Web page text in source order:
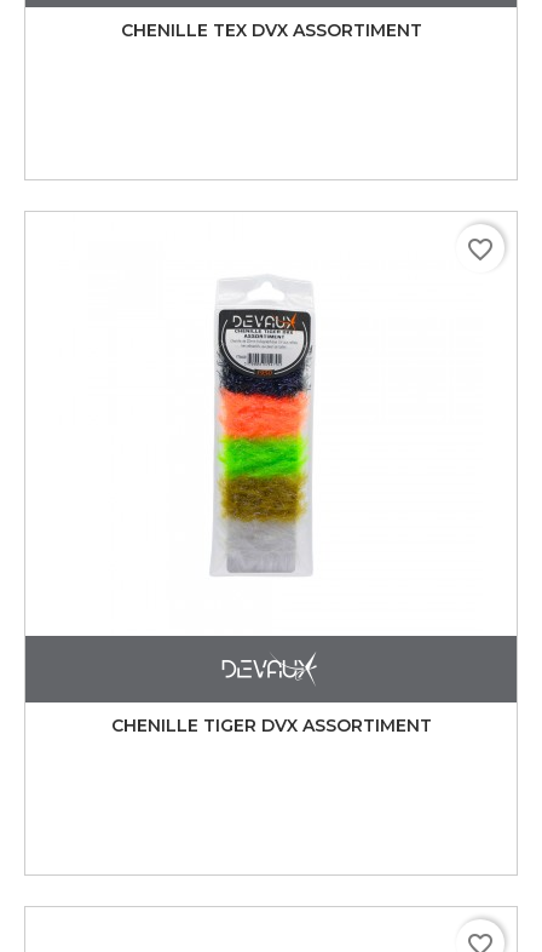
CHENILLE TEX DVX ASSORTIMENT
CHENILLE TIGER DVX ASSORTIMENT
favorite_border
favorite_border